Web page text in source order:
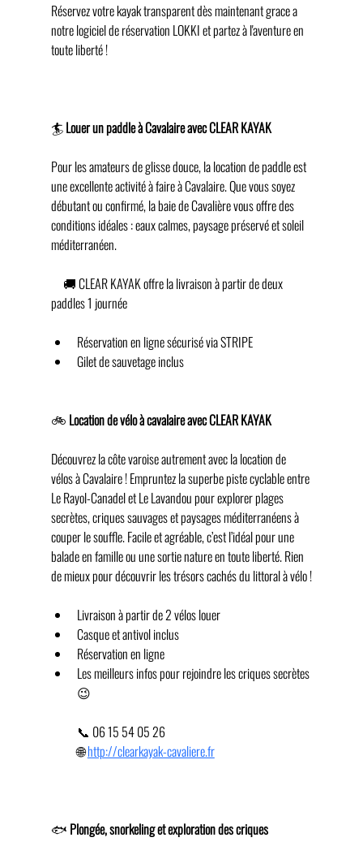
Réservez votre kayak transparent dès maintenant grace a
notre logiciel de réservation LOKKI et partez à l'aventure en
toute liberté !
🏄 Louer un paddle à Cavalaire avec CLEAR KAYAK
Pour les amateurs de glisse douce, la location de paddle est
une excellente activité à faire à Cavalaire. Que vous soyez
débutant ou confirmé, la baie de Cavalière vous offre des
conditions idéales : eaux calmes, paysage préservé et soleil
méditerranéen.
paddles 1 journée
Réservation en ligne sécurisé via STRIPE
Gilet de sauvetage inclus
🚲 Location de vélo à cavalaireavec CLEAR KAYAK
Découvrez la côte varoise autrement avec la location de
vélos à Cavalaire ! Empruntez la superbe piste cyclable entre
Le Rayol-Canadel et Le Lavandou pour explorer plages
secrètes, criques sauvages et paysages méditerranéens à
couper le souffle. Facile et agréable, c’est l’idéal pour une
balade en famille ou une sortie nature en toute liberté. Rien
de mieux pour découvrir les trésors cachés du littoral à vélo !
Livraison à partir de 2 vélos louer
Casque et antivol inclus
Réservation en ligne
Les meilleurs infos pour rejoindre les criques secrètes
😉
📞 06 15 54 05 26
🌐 http://clearkayak-cavaliere.fr
🐟 Plongée, snorkeling et exploration des criques